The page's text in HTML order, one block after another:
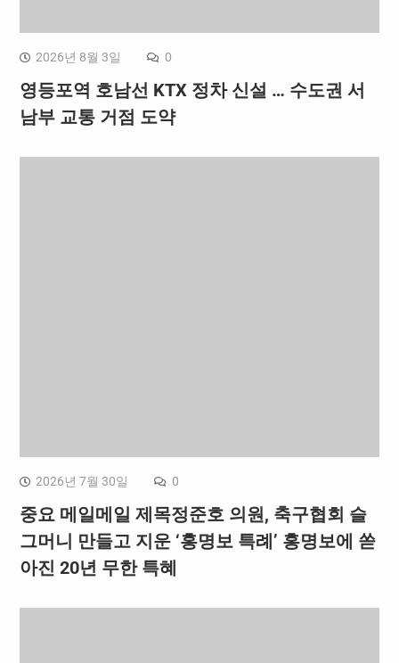
2026년 8월 3일 0
영등포역 호남선 KTX 정차 신설 … 수도권 서
남부 교통 거점 도약
2026년 7월 30일 0
중요 메일메일 제목정준호 의원, 축구협회 슬
그머니 만들고 지운 ‘홍명보 특례’ 홍명보에 쏟
아진 20년 무한 특혜